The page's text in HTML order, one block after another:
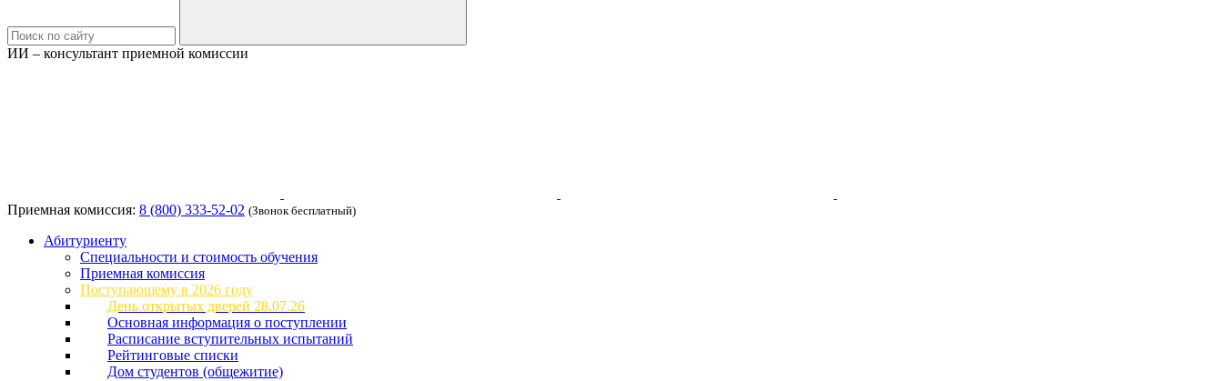
ИИ – консультант приемной комиссии
Приемная комиссия: 8 (800) 333-52-02 (Звонок бесплатный)
Абитуриенту
Специальности и стоимость обучения
Приемная комиссия
Поступающему в 2026 году
День открытых дверей 28.07.26
Основная информация о поступлении
Расписание вступительных испытаний
Рейтинговые списки
Дом студентов (общежитие)